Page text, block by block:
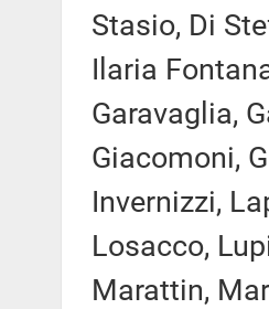
Stasio, Di
Ilaria
Garavaglia,
Giacomoni,
Invernizzi,
Losacco,
Marattin,